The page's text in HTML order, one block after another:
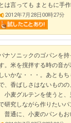
とは言っても まともに手
2012年7月28日00時27分
ナソニックのゴパンを
。米を撹拌する時の音
しいかな・・・。あとも
、香ばしさはないものの
小麦グルテンを使うと、
研究しながら作りたい
普通に、小麦のパンも